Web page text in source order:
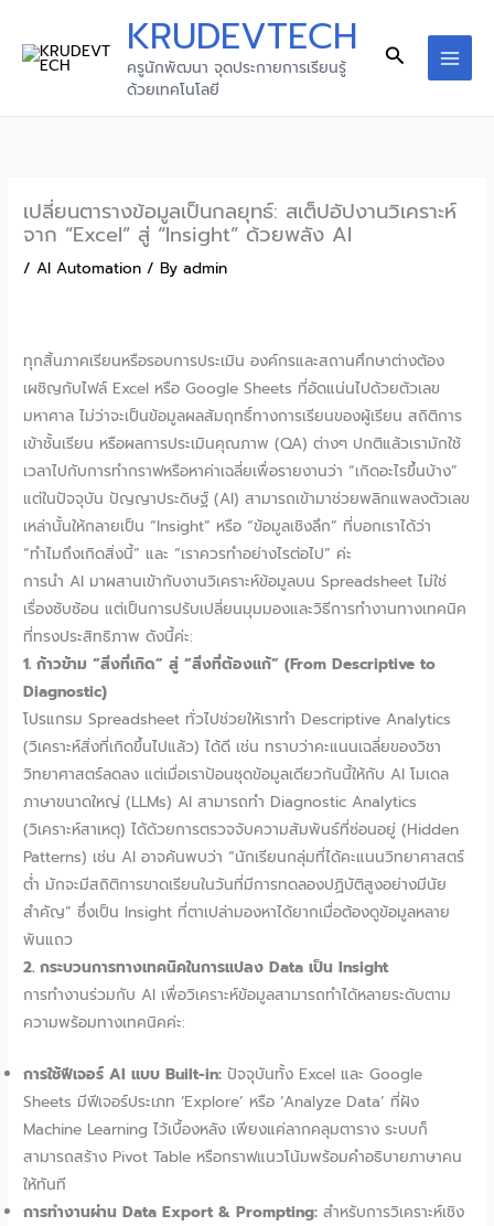
content
KRUDEVTECH
ครูนักพัฒนา จุดประกายการเรียนรู้
ด้วยเทคโนโลยี
Search
เปลี่ยนตารางข้อมูลเป็นกลยุทธ์: สเต็ปอัปงานวิเคราะห์
จาก “Excel” สู่ “Insight” ด้วยพลัง AI
/AI Automation / Byadmin
ทุกสิ้นภาคเรียนหรือรอบการประเมิน องค์กรและสถานศึกษาต่างต้อง
เผชิญกับไฟล์ Excel หรือ Google Sheets ที่อัดแน่นไปด้วยตัวเลข
มหาศาล ไม่ว่าจะเป็นข้อมูลผลสัมฤทธิ์ทางการเรียนของผู้เรียน สถิติการ
เข้าชั้นเรียน หรือผลการประเมินคุณภาพ (QA) ต่างๆ ปกติแล้วเรามักใช้
เวลาไปกับการทำกราฟหรือหาค่าเฉลี่ยเพื่อรายงานว่า “เกิดอะไรขึ้นบ้าง”
แต่ในปัจจุบัน ปัญญาประดิษฐ์ (AI) สามารถเข้ามาช่วยพลิกแพลงตัวเลข
เหล่านั้นให้กลายเป็น “Insight” หรือ “ข้อมูลเชิงลึก” ที่บอกเราได้ว่า
“ทำไมถึงเกิดสิ่งนี้” และ “เราควรทำอย่างไรต่อไป” ค่ะ
การนำ AI มาผสานเข้ากับงานวิเคราะห์ข้อมูลบน Spreadsheet ไม่ใช่
เรื่องซับซ้อน แต่เป็นการปรับเปลี่ยนมุมมองและวิธีการทำงานทางเทคนิค
ที่ทรงประสิทธิภาพ ดังนี้ค่ะ:
1. ก้าวข้าม “สิ่งที่เกิด” สู่ “สิ่งที่ต้องแก้” (From Descriptive to
Diagnostic)
โปรแกรม Spreadsheet ทั่วไปช่วยให้เราทำ Descriptive Analytics
(วิเคราะห์สิ่งที่เกิดขึ้นไปแล้ว) ได้ดี เช่น ทราบว่าคะแนนเฉลี่ยของวิชา
วิทยาศาสตร์ลดลง แต่เมื่อเราป้อนชุดข้อมูลเดียวกันนี้ให้กับ AI โมเดล
ภาษาขนาดใหญ่ (LLMs) AI สามารถทำ Diagnostic Analytics
(วิเคราะห์สาเหตุ) ได้ด้วยการตรวจจับความสัมพันธ์ที่ซ่อนอยู่ (Hidden
Patterns) เช่น AI อาจค้นพบว่า “นักเรียนกลุ่มที่ได้คะแนนวิทยาศาสตร์
ต่ำ มักจะมีสถิติการขาดเรียนในวันที่มีการทดลองปฏิบัติสูงอย่างมีนัย
สำคัญ” ซึ่งเป็น Insight ที่ตาเปล่ามองหาได้ยากเมื่อต้องดูข้อมูลหลาย
พันแถว
2. กระบวนการทางเทคนิคในการแปลง Data เป็น Insight
การทำงานร่วมกับ AI เพื่อวิเคราะห์ข้อมูลสามารถทำได้หลายระดับตาม
ความพร้อมทางเทคนิคค่ะ:
การใช้ฟีเจอร์ AI แบบ Built-in: ปัจจุบันทั้ง Excel และ Google
Sheets มีฟีเจอร์ประเภท ‘Explore’ หรือ ‘Analyze Data’ ที่ฝัง
Machine Learning ไว้เบื้องหลัง เพียงแค่ลากคลุมตาราง ระบบก็
สามารถสร้าง Pivot Table หรือกราฟแนวโน้มพร้อมคำอธิบายภาษาคน
ให้ทันที
การทำงานผ่าน Data Export & Prompting: สำหรับการวิเคราะห์เชิง